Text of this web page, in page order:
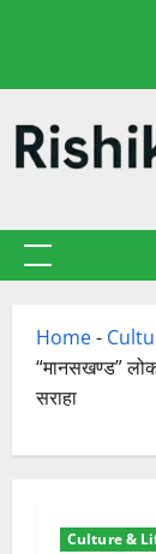
प्राथमिक
Home-
“मानसखण्ड”
सराहा
Culture &